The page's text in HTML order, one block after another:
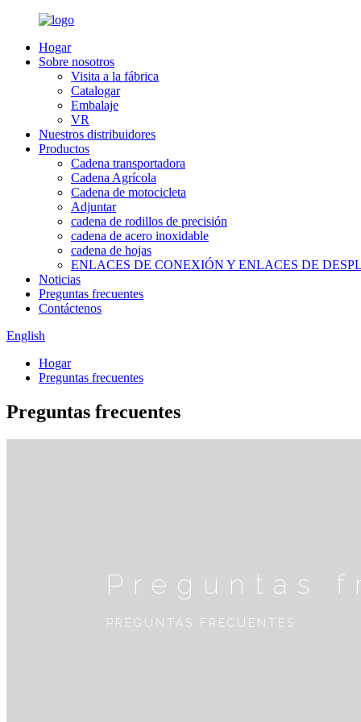
Hogar
Sobre nosotros
Visita a la fábrica
Catalogar
Embalaje
VR
Nuestros distribuidores
Productos
Cadena transportadora
Cadena Agrícola
Cadena de motocicleta
Adjuntar
cadena de rodillos de precisión
cadena de acero inoxidable
cadena de hojas
ENLACES DE CONEXIÓN Y ENLACES DE
Noticias
Preguntas frecuentes
Contáctenos
English
Hogar
Preguntas frecuentes
Preguntas frecuentes
Preguntas
PREGUNTAS FRECUENTES